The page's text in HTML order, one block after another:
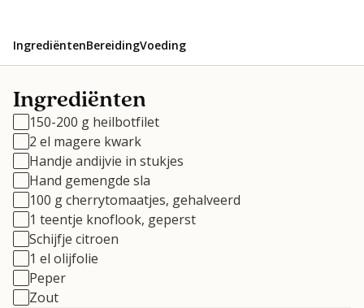
IngrediëntenBereidingVoeding
Ingrediënten
150-200 g heilbotfilet
2 el magere kwark
Handje andijvie in stukjes
Hand gemengde sla
100 g cherrytomaatjes, gehalveerd
1 teentje knoflook, geperst
Schijfje citroen
1 el olijfolie
Peper
Zout